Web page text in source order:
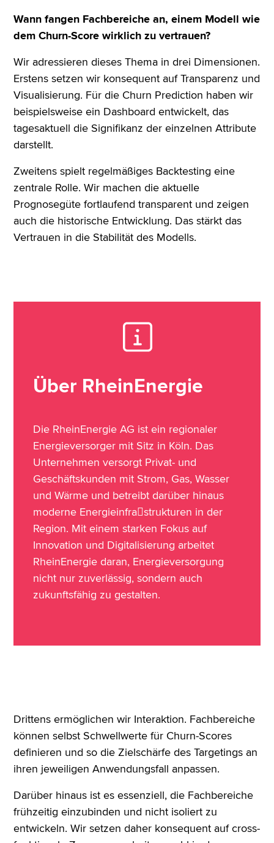
Wann fangen Fachbereiche an, einem Modell wie
dem Churn-Score wirklich zu vertrauen?
Wir adressieren dieses Thema in drei Dimensionen.
Erstens setzen wir konsequent auf Transparenz und
Visualisierung. Für die Churn Prediction haben wir
beispielsweise ein Dashboard entwickelt, das
tagesaktuell die Signifikanz der einzelnen Attribute
darstellt.
Zweitens spielt regelmäßiges Backtesting eine
zentrale Rolle. Wir machen die aktuelle
Prognosegüte fortlaufend transparent und zeigen
auch die historische Entwicklung. Das stärkt das
Vertrauen in die Stabilität des Modells.
Über RheinEnergie
Die RheinEnergie AG ist ein regionaler
Energieversorger mit Sitz in Köln. Das
Unternehmen versorgt Privat- und
Geschäftskunden mit Strom, Gas, Wasser
und Wärme und betreibt darüber hinaus
moderne Energieinfra￾strukturen in der
Region. Mit einem starken Fokus auf
Innovation und Digitalisierung arbeitet
RheinEnergie daran, Energieversorgung
nicht nur zuverlässig, sondern auch
zukunftsfähig zu gestalten.
Drittens ermöglichen wir Interaktion. Fachbereiche
können selbst Schwellwerte für Churn-Scores
definieren und so die Zielschärfe des Targetings an
ihren jeweiligen Anwendungsfall anpassen.
Darüber hinaus ist es essenziell, die Fachbereiche
frühzeitig einzubinden und nicht isoliert zu
entwickeln. Wir setzen daher konsequent auf cross-